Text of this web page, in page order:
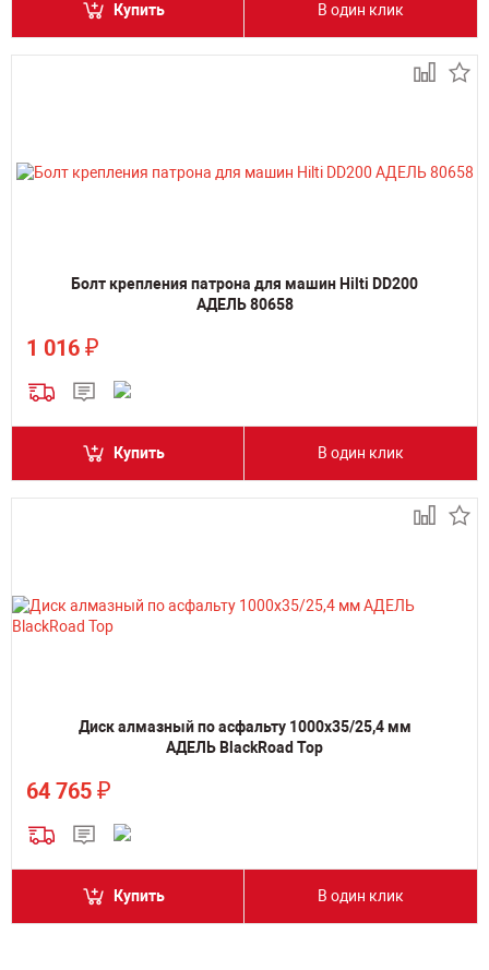
Купить В один клик
Болт крепления патрона для машин Hilti DD200
АДЕЛЬ 80658
1 016 ₽
Купить В один клик
Диск алмазный по асфальту 1000х35/25,4 мм
АДЕЛЬ BlackRoad Top
64 765 ₽
Купить В один клик